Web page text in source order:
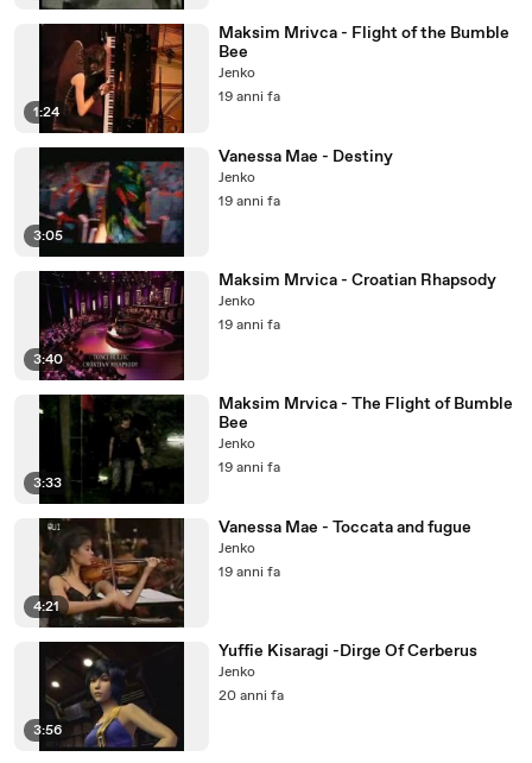
1:24
Maksim Mrivca - Flight of the Bumble
Bee
Jenko
19 anni fa
3:05
Vanessa Mae - Destiny
Jenko
19 anni fa
3:40
Maksim Mrvica - Croatian Rhapsody
Jenko
19 anni fa
3:33
Maksim Mrvica - The Flight of Bumble
Bee
Jenko
19 anni fa
4:21
Vanessa Mae - Toccata and fugue
Jenko
19 anni fa
3:56
Yuffie Kisaragi -Dirge Of Cerberus
Jenko
20 anni fa